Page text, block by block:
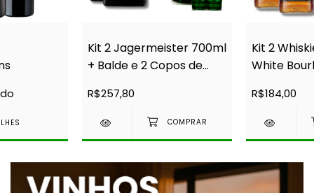
Kit 2 Jagermeister 700ml
+ Balde e 2 Copos de
R$257,80
Kit 2
White
R$184,00